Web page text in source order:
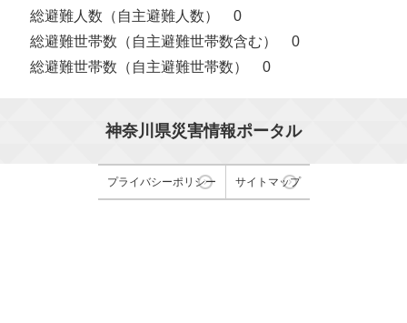
総避難人数（自主避難人数） 0
総避難世帯数（自主避難世帯数含む） 0
総避難世帯数（自主避難世帯数） 0
神奈川県災害情報ポータル
プライバシーポリシー サイトマップ